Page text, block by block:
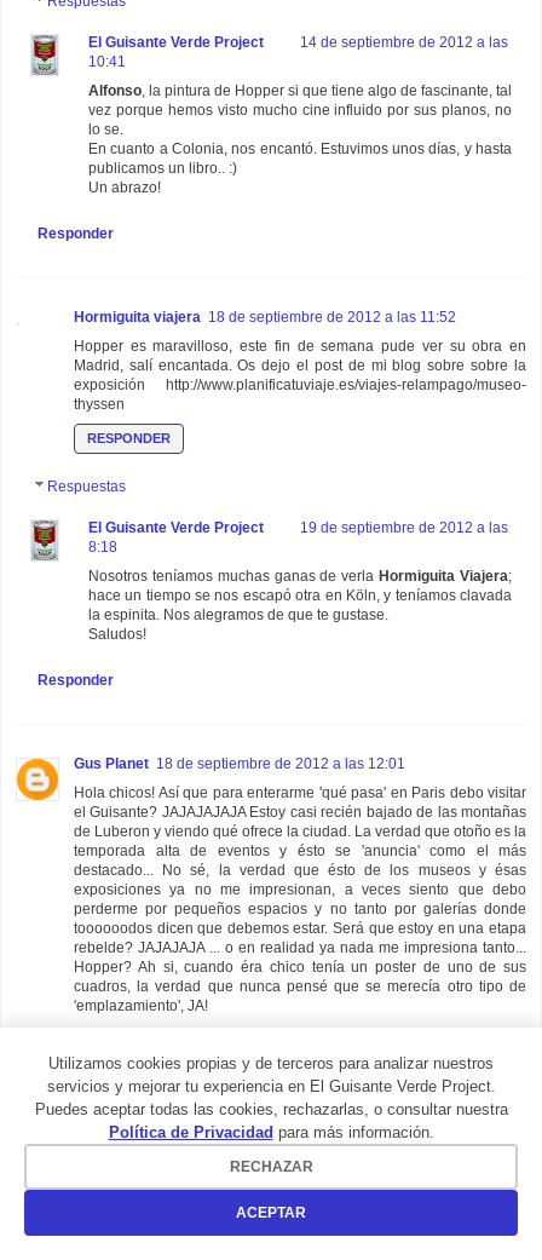
El Guisante Verde Project
14 de septiembre de 2012 a las
10:41
Alfonso, la pintura de Hopper si que tiene algo de fascinante, tal
vez porque hemos visto mucho cine influido por sus planos, no
lo se.
En cuanto a Colonia, nos encantó. Estuvimos unos días, y hasta
publicamos un libro.. :)
Un abrazo!
Responder
Hormiguita viajera 18 de septiembre de 2012 a las 11:52
Hopper es maravilloso, este fin de semana pude ver su obra en
Madrid, salí encantada. Os dejo el post de mi blog sobre sobre la
exposición http://www.planificatuviaje.es/viajes-relampago/museo-
thyssen
RESPONDER
Respuestas
El Guisante Verde Project
19 de septiembre de 2012 a las
8:18
Nosotros teníamos muchas ganas de verla Hormiguita Viajera;
hace un tiempo se nos escapó otra en Köln, y teníamos clavada
la espinita. Nos alegramos de que te gustase.
Saludos!
Responder
Gus Planet 18 de septiembre de 2012 a las 12:01
Hola chicos! Así que para enterarme 'qué pasa' en Paris debo visitar
el Guisante? JAJAJAJAJA Estoy casi recién bajado de las montañas
de Luberon y viendo qué ofrece la ciudad. La verdad que otoño es la
temporada alta de eventos y ésto se 'anuncia' como el más
destacado... No sé, la verdad que ésto de los museos y ésas
exposiciones ya no me impresionan, a veces siento que debo
perderme por pequeños espacios y no tanto por galerías donde
toooooodos dicen que debemos estar. Será que estoy en una etapa
rebelde? JAJAJAJA ... o en realidad ya nada me impresiona tanto...
Hopper? Ah si, cuando éra chico tenía un poster de uno de sus
cuadros, la verdad que nunca pensé que se merecía otro tipo de
'emplazamiento', JA!
RESPONDER
Gus Planet 18 de septiembre de 2012 a las 12:06
...más allá de mi comentario anterior, mis palabras surgen porque
hace años que leo notas que hablan cómo los grandes museos y/o
galerias (como lo es el Grand Palais) arman éstas giras itinerantes e
Utilizamos cookies propias y de terceros para analizar nuestros
servicios y mejorar tu experiencia en El Guisante Verde Project.
Puedes aceptar todas las cookies, rechazarlas, o consultar nuestra
Política de Privacidad para más información.
RECHAZAR
ACEPTAR